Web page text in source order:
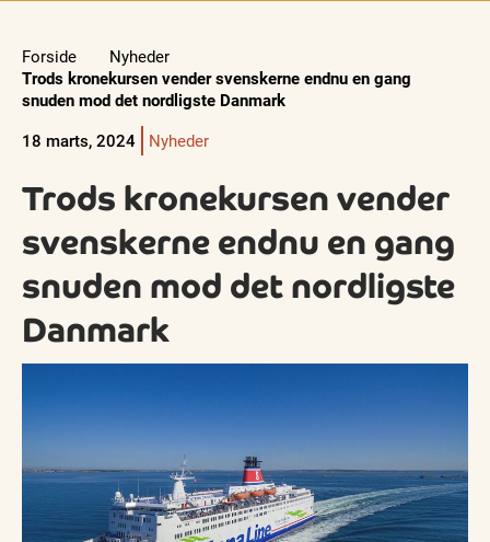
Forside
Nyheder
Trods kronekursen vender svenskerne endnu en gang
snuden mod det nordligste Danmark
18 marts, 2024
Nyheder
Trods kronekursen vender
svenskerne endnu en gang
snuden mod det nordligste
Danmark